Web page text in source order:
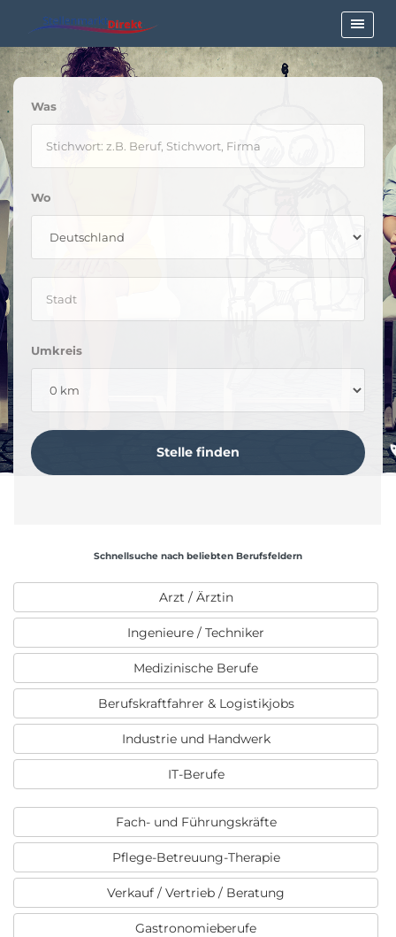
Was
Wo
Umkreis
Schnellsuche nach beliebten Berufsfeldern
Arzt / Ärztin
Ingenieure / Techniker
Medizinische Berufe
Berufskraftfahrer & Logistikjobs
Industrie und Handwerk
IT-Berufe
Fach- und Führungskräfte
Pflege-Betreuung-Therapie
Verkauf / Vertrieb / Beratung
Gastronomieberufe